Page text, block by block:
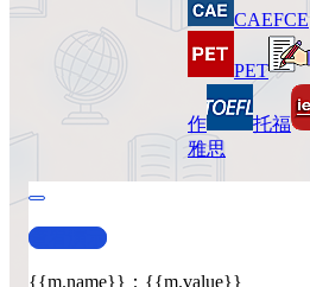
CAEFCE
PET
作
托福
雅思
查看演示
{{m.name}} ： {{m.value}}